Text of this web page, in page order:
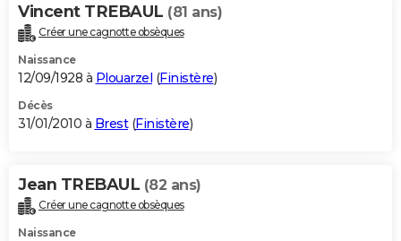
Vincent TREBAUL (81 ans)
Créer une cagnotte obsèques
Naissance
12/09/1928 à Plouarzel (Finistère)
Décès
31/01/2010 à Brest(Finistère)
Jean TREBAUL (82 ans)
Créer une cagnotte obsèques
Naissance